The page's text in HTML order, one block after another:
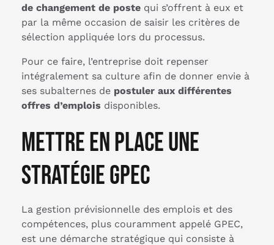
de changement de poste qui s’offrent à eux et
par la même occasion de saisir les critères de
sélection appliquée lors du processus.
Pour ce faire, l’entreprise doit repenser
intégralement sa culture afin de donner envie à
ses subalternes de postuler aux différentes
offres d’emplois disponibles.
Mettre en place une
stratégie GPEC
La gestion prévisionnelle des emplois et des
compétences, plus couramment appelé GPEC,
est une démarche stratégique qui consiste à